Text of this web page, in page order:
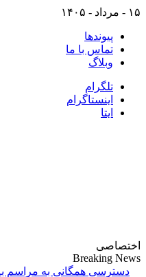
۱۵ - مرداد - ۱۴۰۵
پیوندها
تماس با ما
وبلاگ
تلگرام
اینستاگرام
ایتا
اختصاصی
Breaking News